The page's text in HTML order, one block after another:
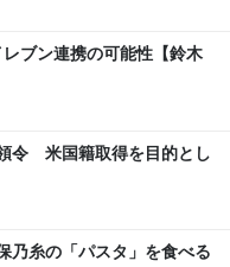
ブン連携の可能性【鈴木
令 米国籍取得を目的とし
乃糸の「パスタ」を食べる